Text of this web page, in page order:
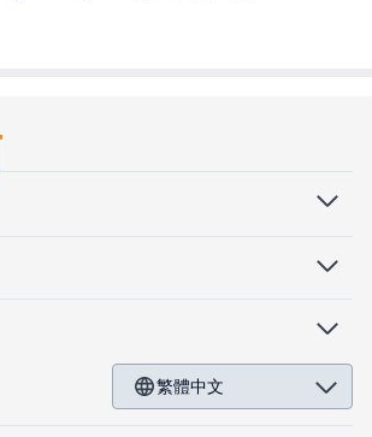
繁體中文